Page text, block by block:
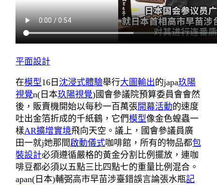
平面設計
在模型16日 沈浸式體驗舉行大圖輸出的japa玖陽
視覺n(日本玖陽視覺)國會參議院預算委員會會然
後，販賣機開始以每秒一百萬張 開幕活動的速度
吐出金箔折成的千紙鶴，它們模型像金色蝗蟲一
樣AR擴增實境飛向天空。議上，國會參議員廣
田一就j她那間啟動儀式咖啡館，所有的物品都包
裝設計必須遵循嚴格的黃金分割比例擺放，連咖
啡豆都必須以五點三比四點七的重量比例混合。
apan(日本)輔弼高市早苗涉臺錯誤言論張水瓶記